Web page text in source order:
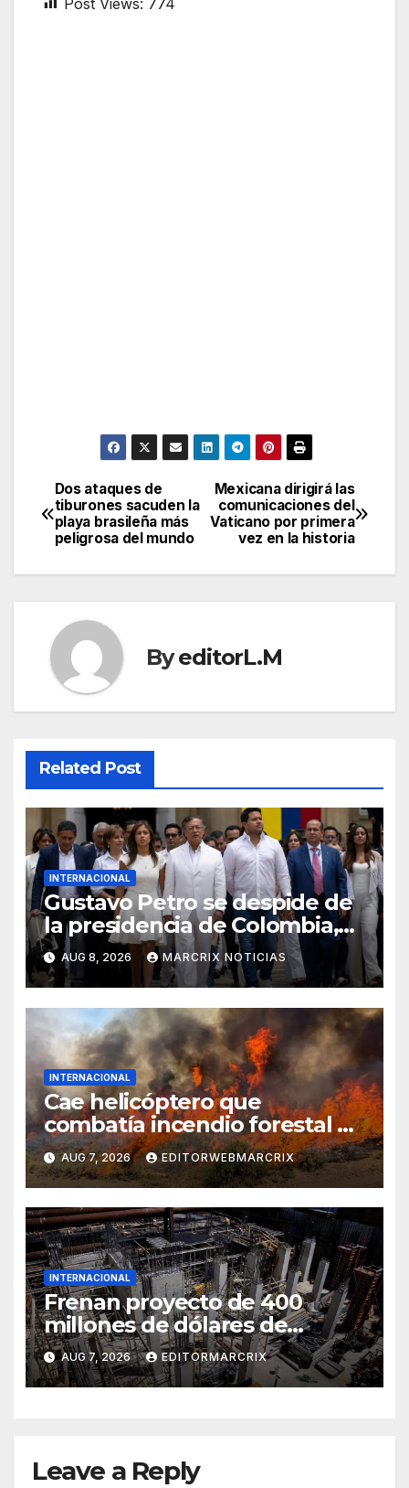
Post
navigation
Mexicana dirigirá las
comunicaciones del
Vaticano por primera
vez en la historia
Dos ataques de
tiburones sacuden la
playa brasileña más
peligrosa del mundo
ByeditorL.M
Related Post
INTERNACIONAL
Gustavo Petro se despide de
la presidencia de Colombia,
pero promete regresar
AUG 8, 2026 MARCRIX NOTICIAS
INTERNACIONAL
Cae helicóptero que
combatía incendio forestal en
Utah
AUG 7, 2026 EDITORWEBMARCRIX
INTERNACIONAL
Frenan proyecto de 400
millones de dólares de
Trump en la Casa Blanca
AUG 7, 2026 EDITORMARCRIX
Leave a Reply